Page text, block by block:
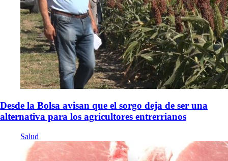
Desde la Bolsa avisan que el sorgo deja de ser una
alternativa para los agricultores entrerrianos
Salud